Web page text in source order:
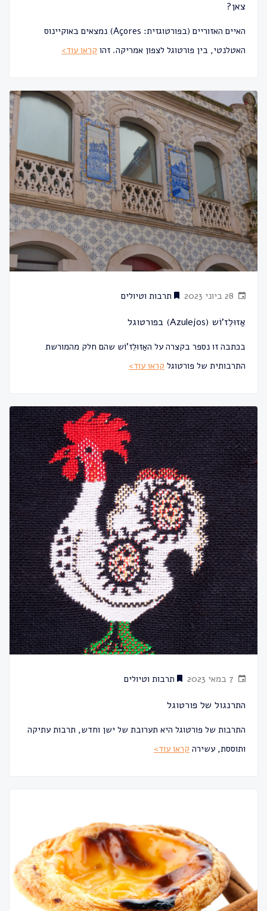
צאן?
האיים האזוריים (בפורטוגזית: Açores) נמצאים באוקיינוס
האטלנטי, בין פורטוגל לצפון אמריקה. זהו קראו עוד>
תרבות וטיולים
אַזוּלֵז'וֹש (Azulejos) בפורטוגל
בכתבה זו נספר בקצרה על האַזוּלֵז'וֹש שהם חלק מהמורשת
התרבותית של פורטוגל קראו עוד>
תרבות וטיולים
התרנגול של פורטוגל
התרבות של פורטוגל היא תערובת של ישן וחדש, תרבות עתיקה
ותוססת, עשירה קראו עוד>